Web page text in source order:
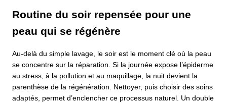
Routine du soir repensée pour une
peau qui se régénère
Au-delà du simple lavage, le soir est le moment clé où la peau
se concentre sur la réparation. Si la journée expose l’épiderme
au stress, à la pollution et au maquillage, la nuit devient la
parenthèse de la régénération. Nettoyer, puis choisir des soins
adaptés, permet d’enclencher ce processus naturel. Un double